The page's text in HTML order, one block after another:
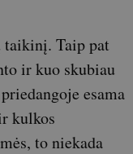
taikinį. Taip pat
ir kuo skubiau
esama
kulkos
to niekada